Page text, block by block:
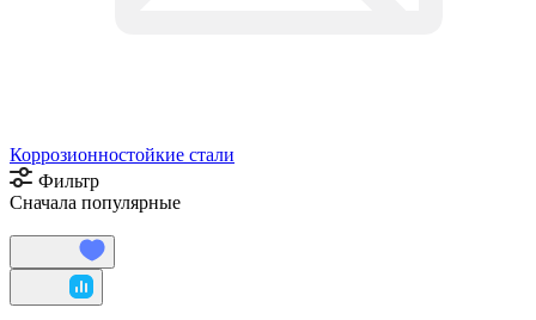
Коррозионностойкие стали
Фильтр
Сначала популярные